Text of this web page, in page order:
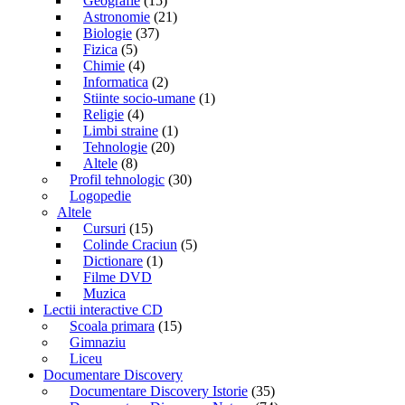
Astronomie (21)
Biologie (37)
Fizica (5)
Chimie (4)
Informatica (2)
Stiinte socio-umane (1)
Religie (4)
Limbi straine (1)
Tehnologie (20)
Altele (8)
Profil tehnologic (30)
Logopedie
Altele
Cursuri (15)
Colinde Craciun (5)
Dictionare (1)
Filme DVD
Muzica
Lectii interactive CD
Scoala primara (15)
Gimnaziu
Liceu
Documentare Discovery
Documentare Discovery Istorie (35)